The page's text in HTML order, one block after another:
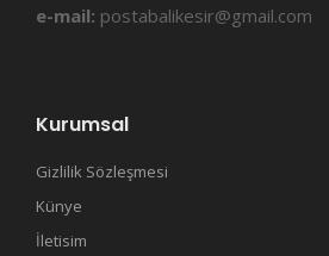
e-mail: postabalikesir@gmail.com
Kurumsal
Gizlilik Sözleşmesi
Künye
İletisim